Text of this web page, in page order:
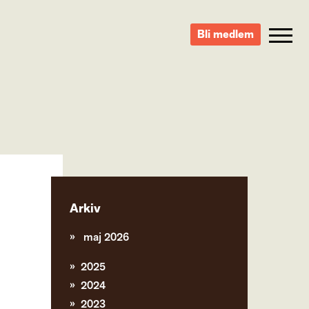
Bli medlem
Arkiv
maj 2026
2025
2024
2023